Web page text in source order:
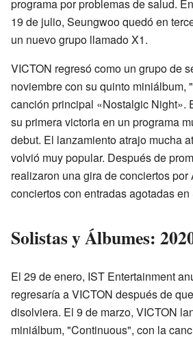
programa por problemas de salud.
19 de julio, Seungwoo quedó en
un nuevo grupo llamado X1.
VICTON regresó como un grupo de
noviembre con su quinto miniálbum,
canción principal «Nostalgic Night».
su primera victoria en un programa
debut. El lanzamiento atrajo mucha
volvió muy popular. Después de
realizaron una gira de conciertos
conciertos con entradas agotadas en
Solistas y Álbumes:
El 29 de enero, IST Entertainment
regresaría a VICTON después de
disolviera. El 9 de marzo, VICTON
miniálbum, "Continuous", con la